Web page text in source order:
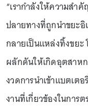
“เรากำลังให้ความสำ
ปลายทางที่ถูกนำขยะอิ
กลายเป็นแหล่งทิ้งขยะ
ผลักดันให้เกิดอุตสาหก
งวดการนำเข้าแบตเต
งานที่เกี่ยวข้องในการ